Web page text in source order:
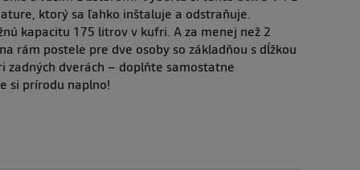
ktorý sa ľahko inštaluje a odstraňuje.
kapacitu 175 litrov v kufri. A za menej než 2
rám postele pre dve osoby so základňou s dĺžkou
zadných dverách – doplňte samostatne
si prírodu naplno!